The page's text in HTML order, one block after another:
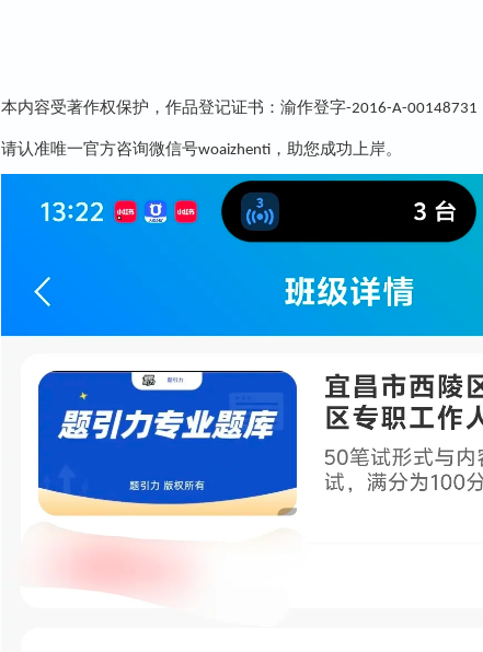
本内容受著作权保护，作品登记证书：渝作登字-2016-A-00148731
请认准唯一官方咨询微信号woaizhenti，助您成功上岸。